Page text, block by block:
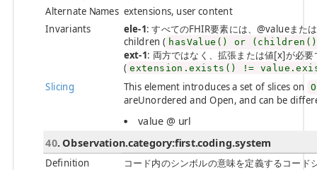
Alternate Names extensions, user content
Invariants
ele-1: すべてのFHIR要素には、@valueま
children ( hasValue() or
ext-1: 両方ではなく、拡張または値[x]が
( extension.exists() !=
Slicing This element introduces a set of slices on
areUnordered and Open, and can be
value @ url
40. Observation.category:first.coding.system
Definition
コード内のシンボルの意味を定義するコー